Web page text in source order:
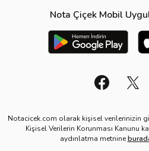
Nota Çiçek Mobil
Notacicek.com olarak kişisel verilerinizin
Kişisel Verilerin Korunması Kanunu
aydınlatma metnine